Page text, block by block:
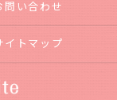
問い合わせ
イトマップ